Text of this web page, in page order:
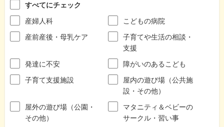
すべてにチェック
産婦人科
こどもの病院
産前産後・母乳ケア
子育てや生活の相談・
支援
発達に不安
障がいのあるこども
子育て支援施設
屋内の遊び場（公共施
設・その他）
屋外の遊び場（公園・
その他）
マタニティ＆ベビーの
サークル・習い事